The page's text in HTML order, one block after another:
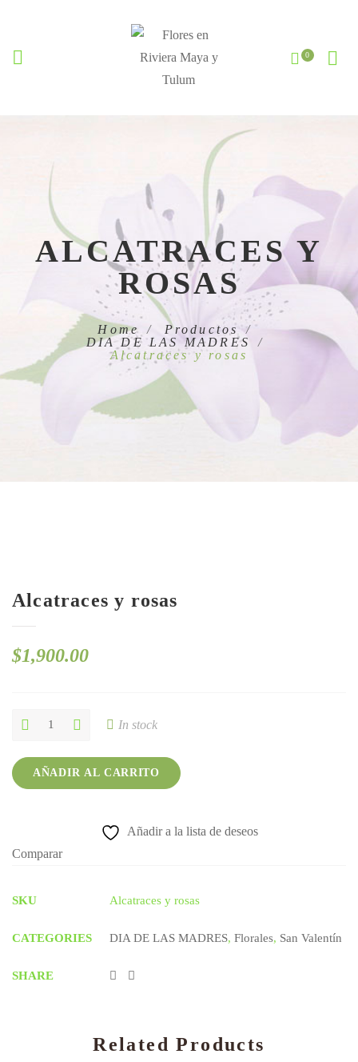
ALCATRACES Y
ROSAS
Home
Productos
DIA DE LAS MADRES
Alcatraces y rosas
Alcatraces y rosas
$1,900.00
Alcatraces
quantity
In stock
AÑADIR AL CARRITO
Añadir a la lista de deseos
Comparar
SKU Alcatraces y rosas
CATEGORIES DIA DE LAS MADRES, Florales, San Valentín
SHARE
Related Products